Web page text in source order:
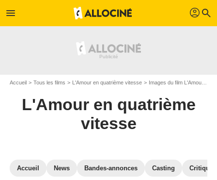
menu profil search
Accueil Tous les films L'Amour en quatrième vitesse Images du film L'Amour en quatrième vitesse
L'Amour en quatrième
vitesse
Accueil News Bandes-annonces Casting